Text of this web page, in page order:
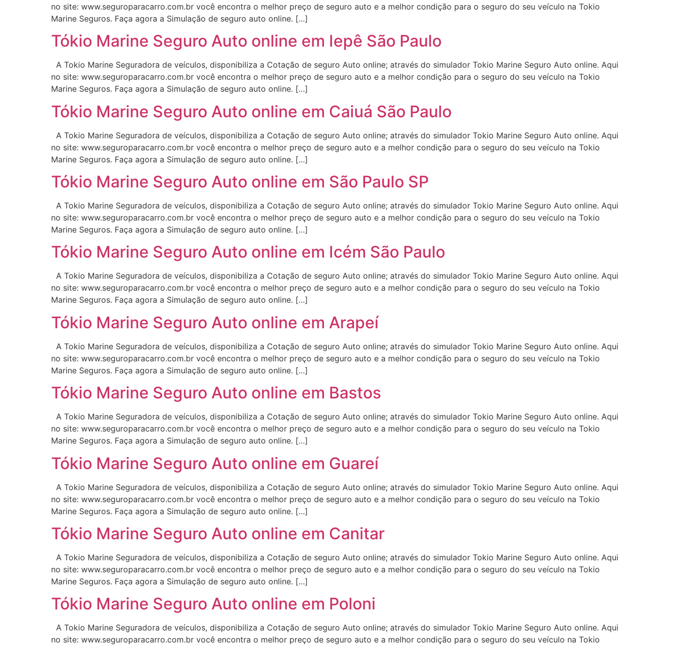
no site: www.seguroparacarro.com.br você encontra o melhor preço de seguro auto e a melhor condição para o seguro do seu veículo na Tokio
Marine Seguros. Faça agora a Simulação de seguro auto online. […]
Tókio Marine Seguro Auto online em Iepê São Paulo
A Tokio Marine Seguradora de veículos, disponibiliza a Cotação de seguro Auto online; através do simulador Tokio Marine Seguro Auto online. Aqui
no site: www.seguroparacarro.com.br você encontra o melhor preço de seguro auto e a melhor condição para o seguro do seu veículo na Tokio
Marine Seguros. Faça agora a Simulação de seguro auto online. […]
Tókio Marine Seguro Auto online em Caiuá São Paulo
A Tokio Marine Seguradora de veículos, disponibiliza a Cotação de seguro Auto online; através do simulador Tokio Marine Seguro Auto online. Aqui
no site: www.seguroparacarro.com.br você encontra o melhor preço de seguro auto e a melhor condição para o seguro do seu veículo na Tokio
Marine Seguros. Faça agora a Simulação de seguro auto online. […]
Tókio Marine Seguro Auto online em São Paulo SP
A Tokio Marine Seguradora de veículos, disponibiliza a Cotação de seguro Auto online; através do simulador Tokio Marine Seguro Auto online. Aqui
no site: www.seguroparacarro.com.br você encontra o melhor preço de seguro auto e a melhor condição para o seguro do seu veículo na Tokio
Marine Seguros. Faça agora a Simulação de seguro auto online. […]
Tókio Marine Seguro Auto online em Icém São Paulo
A Tokio Marine Seguradora de veículos, disponibiliza a Cotação de seguro Auto online; através do simulador Tokio Marine Seguro Auto online. Aqui
no site: www.seguroparacarro.com.br você encontra o melhor preço de seguro auto e a melhor condição para o seguro do seu veículo na Tokio
Marine Seguros. Faça agora a Simulação de seguro auto online. […]
Tókio Marine Seguro Auto online em Arapeí
A Tokio Marine Seguradora de veículos, disponibiliza a Cotação de seguro Auto online; através do simulador Tokio Marine Seguro Auto online. Aqui
no site: www.seguroparacarro.com.br você encontra o melhor preço de seguro auto e a melhor condição para o seguro do seu veículo na Tokio
Marine Seguros. Faça agora a Simulação de seguro auto online. […]
Tókio Marine Seguro Auto online em Bastos
A Tokio Marine Seguradora de veículos, disponibiliza a Cotação de seguro Auto online; através do simulador Tokio Marine Seguro Auto online. Aqui
no site: www.seguroparacarro.com.br você encontra o melhor preço de seguro auto e a melhor condição para o seguro do seu veículo na Tokio
Marine Seguros. Faça agora a Simulação de seguro auto online. […]
Tókio Marine Seguro Auto online em Guareí
A Tokio Marine Seguradora de veículos, disponibiliza a Cotação de seguro Auto online; através do simulador Tokio Marine Seguro Auto online. Aqui
no site: www.seguroparacarro.com.br você encontra o melhor preço de seguro auto e a melhor condição para o seguro do seu veículo na Tokio
Marine Seguros. Faça agora a Simulação de seguro auto online. […]
Tókio Marine Seguro Auto online em Canitar
A Tokio Marine Seguradora de veículos, disponibiliza a Cotação de seguro Auto online; através do simulador Tokio Marine Seguro Auto online. Aqui
no site: www.seguroparacarro.com.br você encontra o melhor preço de seguro auto e a melhor condição para o seguro do seu veículo na Tokio
Marine Seguros. Faça agora a Simulação de seguro auto online. […]
Tókio Marine Seguro Auto online em Poloni
A Tokio Marine Seguradora de veículos, disponibiliza a Cotação de seguro Auto online; através do simulador Tokio Marine Seguro Auto online. Aqui
no site: www.seguroparacarro.com.br você encontra o melhor preço de seguro auto e a melhor condição para o seguro do seu veículo na Tokio